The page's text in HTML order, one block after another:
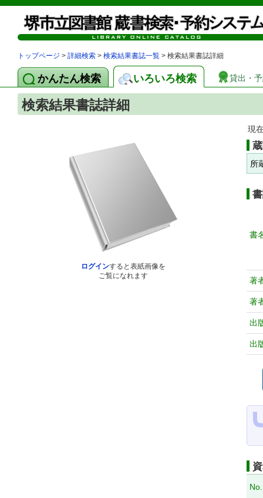
トップページ > 詳細検索 > 検索結果書誌一覧 > 検索結果書誌詳細
かんたん検索 いろいろ検索 貸出・
検索結果書誌詳細
ログインすると表紙画像を
ご覧になれます
現
所
書
著
著
出
出
No.